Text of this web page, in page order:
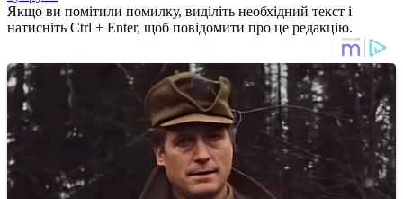
Якщо ви помітили помилку, виділіть необхідний текст і
натисніть Ctrl + Enter, щоб повідомити про це редакцію.